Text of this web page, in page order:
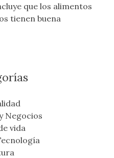
que los alimentos
tienen buena
Negocios
vida